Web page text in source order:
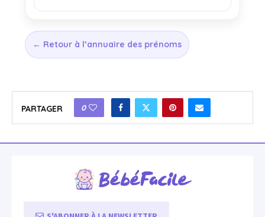
← Retour à l’annuaire des prénoms
PARTAGER 0